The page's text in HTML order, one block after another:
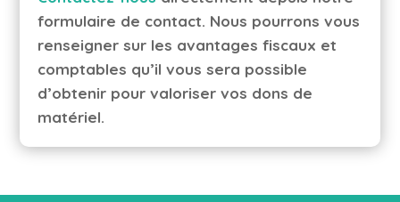
formulaire de contact. Nous pourrons vous
renseigner sur les avantages fiscaux et
comptables qu’il vous sera possible
d’obtenir pour valoriser vos dons de
matériel.